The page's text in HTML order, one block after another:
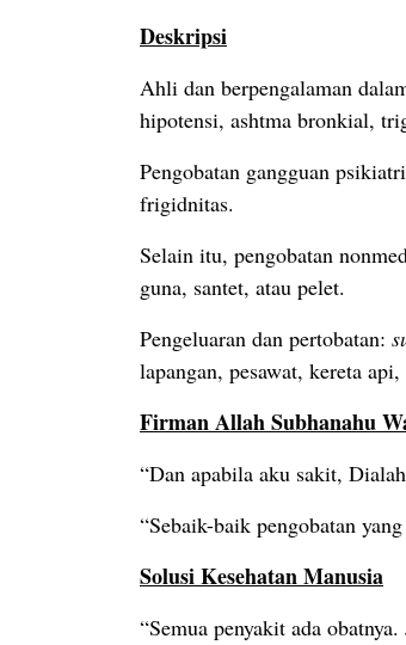
Deskripsi
Ahli dan berpengalaman
hipotensi, ashtma bronkial,
Pengobatan gangguan
frigidnitas.
Selain itu, pengobatan
guna, santet, atau pelet.
Pengeluaran dan pertobatan:
lapangan, pesawat, kereta
Firman Allah Subhanahu
“Dan apabila aku sakit,
“Sebaik-baik pengobatan
Solusi Kesehatan Manusia
“Semua penyakit ada